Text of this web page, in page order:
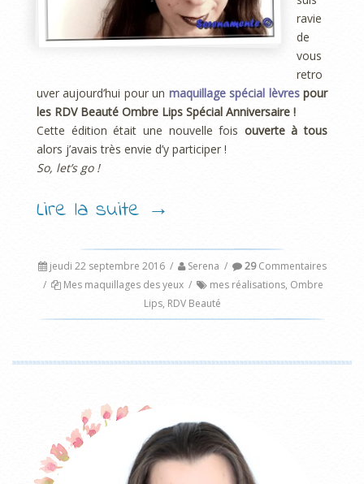
ravie
de
vous
retro
uver aujourd’hui pour un maquillage spécial lèvrespour
les RDV Beauté Ombre Lips Spécial Anniversaire !
Cette édition était une nouvelle fois ouverte à tous
alors j’avais très envie d’y participer !
So, let’s go !
Lire la suite →
jeudi 22 septembre 2016 / Serena / 29Commentaires
/
Mes maquillages des yeux / mes réalisations, Ombre
Lips, RDV Beauté